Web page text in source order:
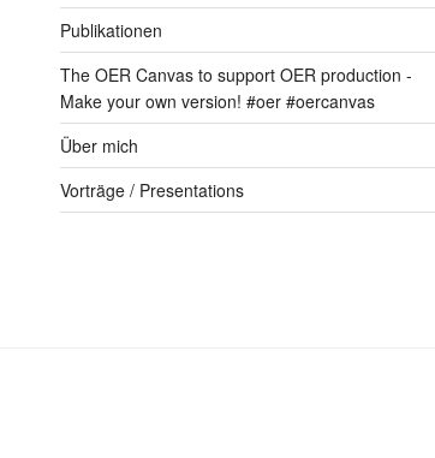
Publikationen
The OER Canvas to support OER production -
Make your own version! #oer #oercanvas
Über mich
Vorträge / Presentations